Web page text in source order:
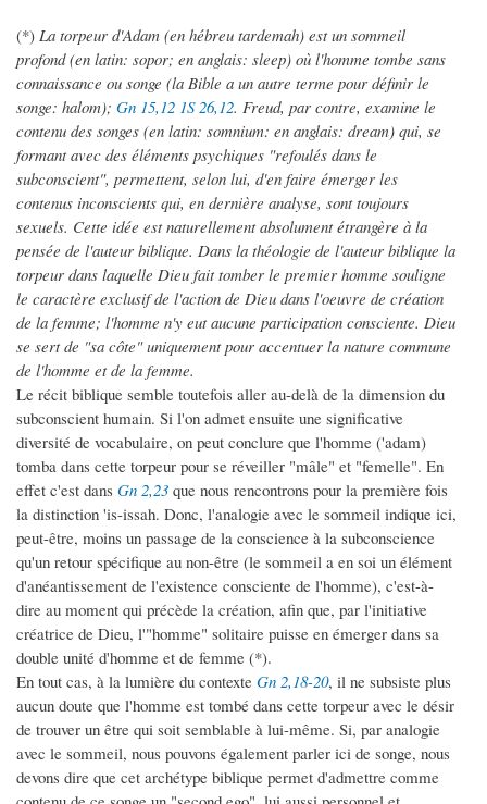
(*) La torpeur d'Adam (en hébreu tardemah) est un sommeil
profond (en latin: sopor; en anglais: sleep) où l'homme tombe sans
connaissance ou songe (la Bible a un autre terme pour définir le
songe: halom); Gn 15,12 1S 26,12. Freud, par contre, examine le
contenu des songes (en latin: somnium: en anglais: dream) qui, se
formant avec des éléments psychiques "refoulés dans le
subconscient", permettent, selon lui, d'en faire émerger les
contenus inconscients qui, en dernière analyse, sont toujours
sexuels. Cette idée est naturellement absolument étrangère à la
pensée de l'auteur biblique. Dans la théologie de l'auteur biblique la
torpeur dans laquelle Dieu fait tomber le premier homme souligne
le caractère exclusif de l'action de Dieu dans l'oeuvre de création
de la femme; l'homme n'y eut aucune participation consciente. Dieu
se sert de "sa côte" uniquement pour accentuer la nature commune
de l'homme et de la femme.
Le récit biblique semble toutefois aller au-delà de la dimension du
subconscient humain. Si l'on admet ensuite une significative
diversité de vocabulaire, on peut conclure que l'homme ('adam)
tomba dans cette torpeur pour se réveiller "mâle" et "femelle". En
effet c'est dans Gn 2,23 que nous rencontrons pour la première fois
la distinction 'is-issah. Donc, l'analogie avec le sommeil indique ici,
peut-être, moins un passage de la conscience à la subconscience
qu'un retour spécifique au non-être (le sommeil a en soi un élément
d'anéantissement de l'existence consciente de l'homme), c'est-à-
dire au moment qui précède la création, afin que, par l'initiative
créatrice de Dieu, l'"homme" solitaire puisse en émerger dans sa
double unité d'homme et de femme (*).
En tout cas, à la lumière du contexte Gn 2,18-20, il ne subsiste plus
aucun doute que l'homme est tombé dans cette torpeur avec le désir
de trouver un être qui soit semblable à lui-même. Si, par analogie
avec le sommeil, nous pouvons également parler ici de songe, nous
devons dire que cet archétype biblique permet d'admettre comme